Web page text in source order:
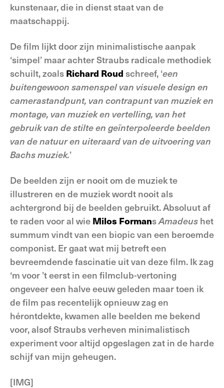
kunstenaar, die in dienst staat van de
maatschappij.
De film lijkt door zijn minimalistische aanpak
‘simpel’ maar achter Straubs radicale methodiek
schuilt, zoals Richard Roud schreef, ‘een
buitengewoon samenspel van visuele design en
camerastandpunt, van contrapunt van muziek en
montage, van muziek en vertelling, van het
gebruik van de stilte en geïnterpoleerde beelden
van de natuur en uiteraard van de uitvoering van
Bachs muziek.’
De beelden zijn er nooit om de muziek te
illustreren en de muziek wordt nooit als
achtergrond bij de beelden gebruikt. Absoluut af
te raden voor al wie Milos FormansAmadeus het
summum vindt van een biopic van een beroemde
componist. Er gaat wat mij betreft een
bevreemdende fascinatie uit van deze film. Ik zag
‘m voor ’t eerst in een filmclub-vertoning
ongeveer een halve eeuw geleden maar toen ik
de film pas recentelijk opnieuw zag en
hérontdekte, kwamen alle beelden me bekend
voor, alsof Straubs verheven minimalistisch
experiment voor altijd opgeslagen zat in de harde
schijf van mijn geheugen.
[IMG]